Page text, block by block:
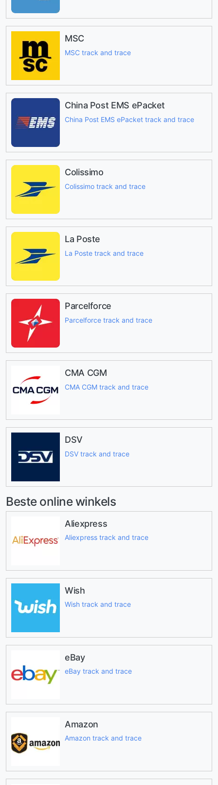
MSC
MSC track and trace
China Post EMS ePacket
China Post EMS ePacket track and trace
Colissimo
Colissimo track and trace
La Poste
La Poste track and trace
Parcelforce
Parcelforce track and trace
CMA CGM
CMA CGM track and trace
DSV
DSV track and trace
Beste online winkels
Aliexpress
Aliexpress track and trace
Wish
Wish track and trace
eBay
eBay track and trace
Amazon
Amazon track and trace